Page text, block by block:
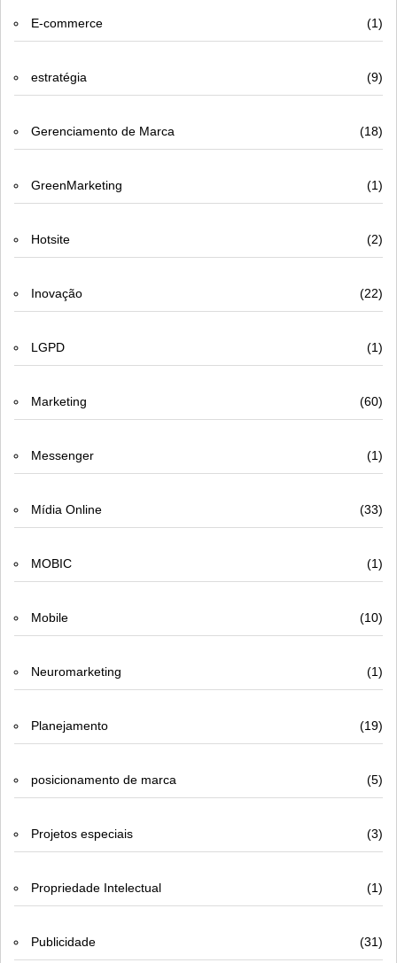
E-commerce (1)
estratégia (9)
Gerenciamento de Marca (18)
GreenMarketing (1)
Hotsite (2)
Inovação (22)
LGPD (1)
Marketing (60)
Messenger (1)
Mídia Online (33)
MOBIC (1)
Mobile (10)
Neuromarketing (1)
Planejamento (19)
posicionamento de marca (5)
Projetos especiais (3)
Propriedade Intelectual (1)
Publicidade (31)